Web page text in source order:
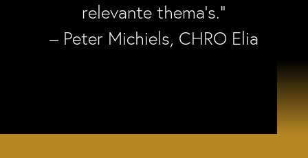
relevante thema’s.”
– Peter Michiels, CHRO Elia